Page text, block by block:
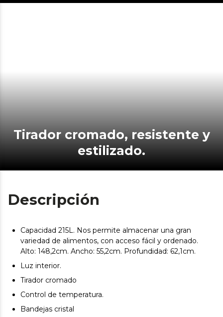
Tirador cromado, resistente y
estilizado.
Descripción
Capacidad 215L. Nos permite almacenar una gran
variedad de alimentos, con acceso fácil y ordenado.
Alto: 148,2cm. Ancho: 55,2cm. Profundidad: 62,1cm.
Luz interior.
Tirador cromado
Control de temperatura.
Bandejas cristal